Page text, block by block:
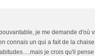
je me demande d'où
connais un qui a fait de la
je crois qu'il